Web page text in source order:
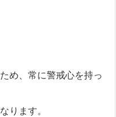
め、常に警戒心を持っ
ります。